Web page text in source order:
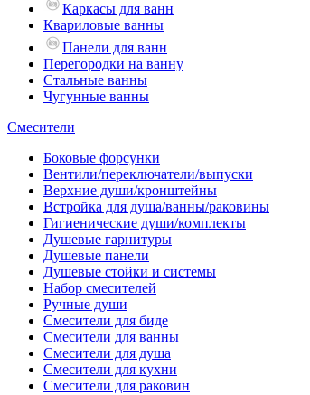
Каркасы для ванн
Квариловые ванны
Панели для ванн
Перегородки на ванну
Стальные ванны
Чугунные ванны
Смесители
Боковые форсунки
Вентили/переключатели/выпуски
Верхние души/кронштейны
Встройка для душа/ванны/раковины
Гигиенические души/комплекты
Душевые гарнитуры
Душевые панели
Душевые стойки и системы
Набор смесителей
Ручные души
Смесители для биде
Смесители для ванны
Смесители для душа
Смесители для кухни
Смесители для раковин